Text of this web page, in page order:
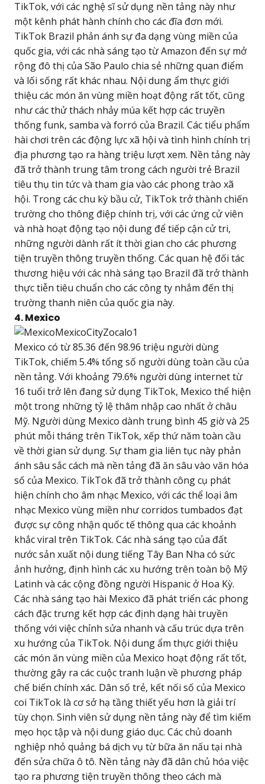
TikTok, với các nghệ sĩ sử dụng nền tảng này như
một kênh phát hành chính cho các đĩa đơn mới.
TikTok Brazil phản ánh sự đa dạng vùng miền của
quốc gia, với các nhà sáng tạo từ Amazon đến sự mở
rộng đô thị của São Paulo chia sẻ những quan điểm
và lối sống rất khác nhau. Nội dung ẩm thực giới
thiệu các món ăn vùng miền hoạt động rất tốt, cũng
như các thử thách nhảy múa kết hợp các truyền
thống funk, samba và forró của Brazil. Các tiểu phẩm
hài chơi trên các động lực xã hội và tình hình chính trị
địa phương tạo ra hàng triệu lượt xem. Nền tảng này
đã trở thành trung tâm trong cách người trẻ Brazil
tiêu thụ tin tức và tham gia vào các phong trào xã
hội. Trong các chu kỳ bầu cử, TikTok trở thành chiến
trường cho thông điệp chính trị, với các ứng cử viên
và nhà hoạt động tạo nội dung để tiếp cận cử tri,
những người dành rất ít thời gian cho các phương
tiện truyền thông truyền thống. Các quan hệ đối tác
thương hiệu với các nhà sáng tạo Brazil đã trở thành
thực tiễn tiêu chuẩn cho các công ty nhắm đến thị
trường thanh niên của quốc gia này.
4. Mexico
Mexico có từ 85.36 đến 98.96 triệu người dùng
TikTok, chiếm 5.4% tổng số người dùng toàn cầu của
nền tảng. Với khoảng 79.6% người dùng internet từ
16 tuổi trở lên đang sử dụng TikTok, Mexico thể hiện
một trong những tỷ lệ thâm nhập cao nhất ở châu
Mỹ. Người dùng Mexico dành trung bình 45 giờ và 25
phút mỗi tháng trên TikTok, xếp thứ năm toàn cầu
về thời gian sử dụng. Sự tham gia liên tục này phản
ánh sâu sắc cách mà nền tảng đã ăn sâu vào văn hóa
số của Mexico. TikTok đã trở thành công cụ phát
hiện chính cho âm nhạc Mexico, với các thể loại âm
nhạc Mexico vùng miền như corridos tumbados đạt
được sự công nhận quốc tế thông qua các khoảnh
khắc viral trên TikTok. Các nhà sáng tạo của đất
nước sản xuất nội dung tiếng Tây Ban Nha có sức
ảnh hưởng, định hình các xu hướng trên toàn bộ Mỹ
Latinh và các cộng đồng người Hispanic ở Hoa Kỳ.
Các nhà sáng tạo hài Mexico đã phát triển các phong
cách đặc trưng kết hợp các định dạng hài truyền
thống với việc chỉnh sửa nhanh và cấu trúc dựa trên
xu hướng của TikTok. Nội dung ẩm thực giới thiệu
các món ăn vùng miền của Mexico hoạt động rất tốt,
thường gây ra các cuộc tranh luận về phương pháp
chế biến chính xác. Dân số trẻ, kết nối số của Mexico
coi TikTok là cơ sở hạ tầng thiết yếu hơn là giải trí
tùy chọn. Sinh viên sử dụng nền tảng này để tìm kiếm
mẹo học tập và nội dung giáo dục. Các chủ doanh
nghiệp nhỏ quảng bá dịch vụ từ bữa ăn nấu tại nhà
đến sửa chữa ô tô. Nền tảng này đã dân chủ hóa việc
tạo ra phương tiện truyền thông theo cách mà